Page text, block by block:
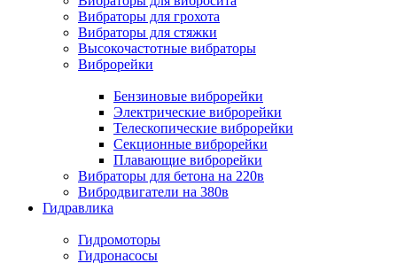
Вибраторы для грохота
Вибраторы для стяжки
Высокочастотные вибраторы
Виброрейки
Бензиновые виброрейки
Электрические виброрейки
Телескопические виброрейки
Секционные виброрейки
Плавающие виброрейки
Вибраторы для бетона на 220в
Вибродвигатели на 380в
Гидравлика
Гидромоторы
Гидронасосы